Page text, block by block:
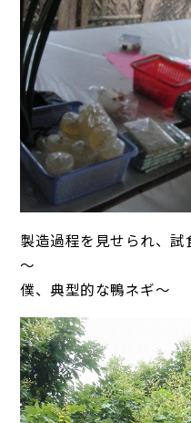
製造過程を見せられ、
～
僕、典型的な鴨ネギ～